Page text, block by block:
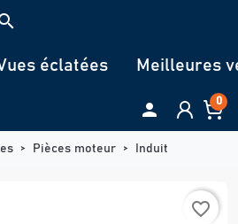
éclatées Meilleures
 0
Pièces moteur Induit
favorite_border